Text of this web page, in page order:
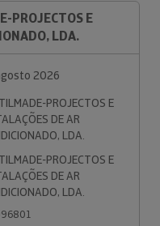
PROJECTOS E
LDA.
2026
PROJECTOS E
DE AR
LDA.
PROJECTOS E
DE AR
LDA.